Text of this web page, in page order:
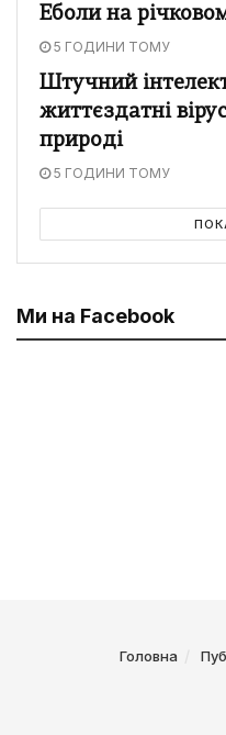
Еболи на
5 ГОДИНИ ТОМУ
Штучний
життєздатні
природі
5 ГОДИНИ ТОМУ
Ми на Facebook
Головна